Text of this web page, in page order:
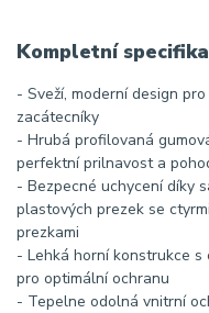
Kompletní
- Sveží, moderní design
zacátecníky
- Hrubá profilovaná
perfektní prilnavost a
- Bezpecné uchycení díky
plastových prezek se
prezkami
- Lehká horní konstrukce
pro optimální ochranu
- Tepelne odolná vnitrní